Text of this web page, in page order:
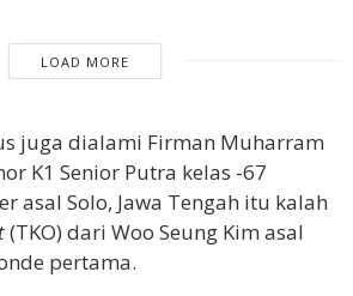
LOAD MORE
juga dialami Firman Muharram
K1 Senior Putra kelas -67
asal Solo, Jawa Tengah itu kalah
(TKO) dari Woo Seung Kim asal
pertama.